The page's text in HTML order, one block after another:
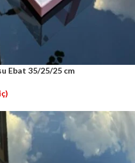
Ebat 35/25/25 cm